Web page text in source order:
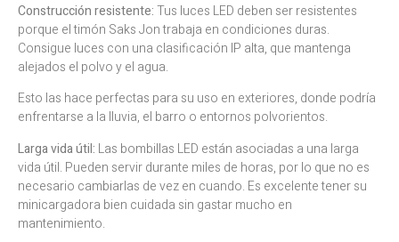
Construcción resistente:Tus luces LED deben ser resistentes
porque el timón Saks Jon trabaja en condiciones duras.
Consigue luces con una clasificación IP alta, que mantenga
alejados el polvo y el agua.
Esto las hace perfectas para su uso en exteriores, donde podría
enfrentarse a la lluvia, el barro o entornos polvorientos.
Larga vida útil: Las bombillas LED están asociadas a una larga
vida útil. Pueden servir durante miles de horas, por lo que no es
necesario cambiarlas de vez en cuando. Es excelente tener su
minicargadora bien cuidada sin gastar mucho en
mantenimiento.